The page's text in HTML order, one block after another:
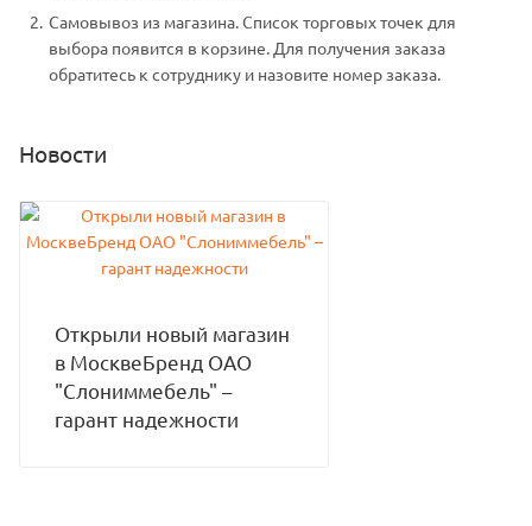
Самовывоз из магазина. Список торговых точек для
выбора появится в корзине. Для получения заказа
обратитесь к сотруднику и назовите номер заказа.
Новости
Открыли новый магазин
в МосквеБренд ОАО
"Слониммебель" –
гарант надежности